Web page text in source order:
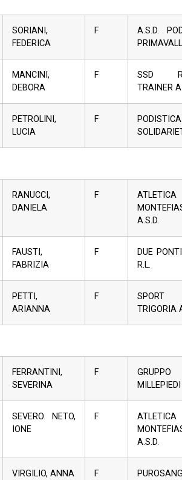
SORIANI,
FEDERICA
F
A.S.D.
MANCINI,
DEBORA
F
SSD
TRAINER
PETROLINI,
LUCIA
F
PODISTICA
RANUCCI,
DANIELA
F
ATLETICA
A.S.D.
FAUSTI,
FABRIZIA
F
DUE
R.L.
PETTI,
ARIANNA
F
SPORT
TRIGORIA
FERRANTINI,
SEVERINA
F
GRUPPO
MILLEPIEDI
SEVERO NETO,
IONE
F
ATLETICA
A.S.D.
VIRGILIO, ANNA F